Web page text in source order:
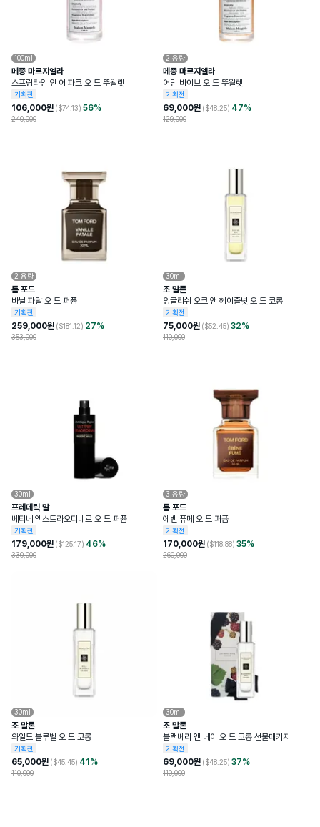
100ml
메종 마르지엘라
스프링타임 인 어 파크 오 드 뚜왈렛
기획전
106,000원 ($74.13) 56%
240,000
2 용량
메종 마르지엘라
어텀 바이브 오 드 뚜왈렛
기획전
69,000원 ($48.25) 47%
129,000
2 용량
톰 포드
바닐 파탈 오 드 퍼퓸
기획전
259,000원 ($181.12) 27%
353,000
30ml
조 말론
잉글리쉬 오크 앤 헤이즐넛 오 드 코롱
기획전
75,000원 ($52.45) 32%
110,000
30ml
프레데릭 말
베티베 엑스트라오디네르 오 드 퍼퓸
기획전
179,000원 ($125.17) 46%
330,000
3 용량
톰 포드
에벤 퓨메 오 드 퍼퓸
기획전
170,000원 ($118.88) 35%
260,000
30ml
조 말론
와일드 블루벨 오 드 코롱
기획전
65,000원 ($45.45) 41 %
110,000
30ml
조 말론
블랙베리 앤 베이 오 드 코롱 선물패키지
기획전
69,000원 ($48.25) 37%
110,000